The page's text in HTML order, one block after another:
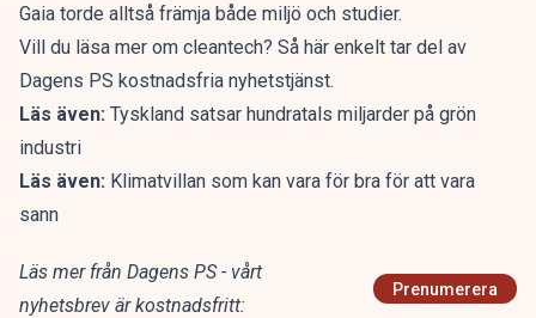
Gaia torde alltså främja både miljö och studier.
Vill du läsa mer om cleantech? Så här enkelt tar del av
Dagens PS kostnadsfria nyhetstjänst.
Läs även: Tyskland satsar hundratals miljarder på grön
industri
Läs även: Klimatvillan som kan vara för bra för att vara
sann
Läs mer från Dagens PS - vårt
nyhetsbrev är kostnadsfritt:
Prenumerera